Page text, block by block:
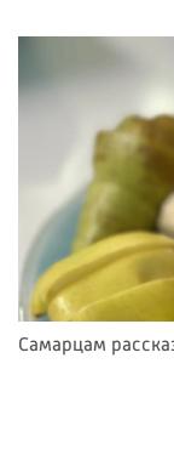
Самарцам